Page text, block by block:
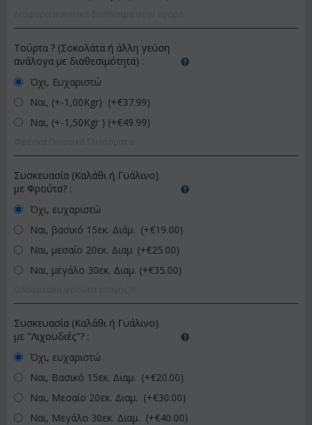
Τούρτα ? (Σοκολάτα ή άλλη γεύση
ανάλογα με διαθεσιμότητα) :
Όχι, Ευχαριστώ
Ναι, (+-1,00Kgr) (+€37.99)
Ναι, (+-1,50Kgr ) (+€49.99)
Συσκευασία (Καλάθι ή Γυάλινο)
με Φρούτα? :
Όχι, ευχαριστώ
Ναι, βασικό 15εκ. Διάμ. (+€19.00)
Ναι, μεσαίο 20εκ. Διαμ. (+€25.00)
Ναι, μεγάλο 30εκ. Διαμ. (+€35.00)
Συσκευασία (Καλάθι ή Γυάλινο)
με "Λιχουδιές"? :
Όχι, ευχαριστώ
Ναι, Βασικό 15εκ. Διαμ. (+€20.00)
Ναι, Μεσαίο 20εκ. Διαμ. (+€30.00)
Ναι, Μεγάλο 30εκ. Διαμ. (+€40.00)